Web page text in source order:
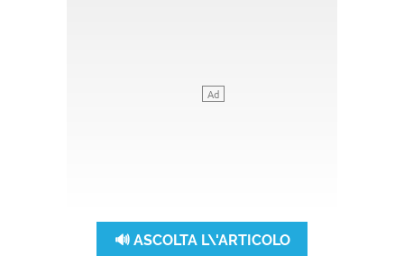
🔊 ASCOLTA L\'ARTICOLO